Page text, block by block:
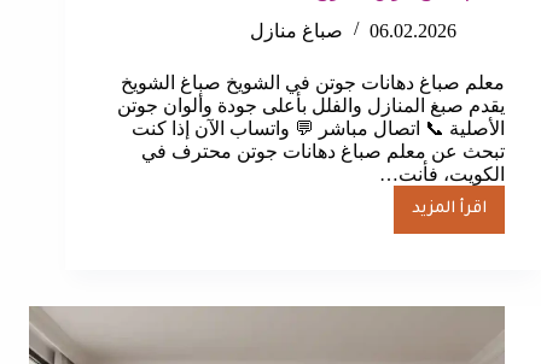
06.02.2026
صباغ منازل
معلم صباغ دهانات جوتن في الشويخ صباغ الشويخ
يقدم صبغ المنازل والفلل بأعلى جودة وألوان جوتن
الأصلية 📞 اتصال مباشر 💬 واتساب الآن إذا كنت
تبحث عن معلم صباغ دهانات جوتن محترف في
الكويت، فأنت…
اقرأ المزيد
معلم
صباغ